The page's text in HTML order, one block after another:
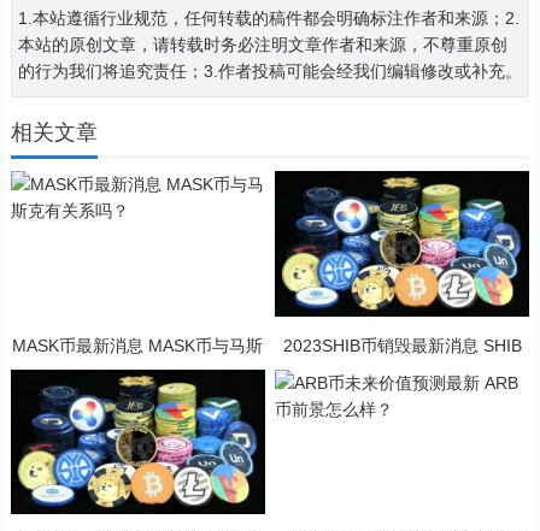
1.本站遵循行业规范，任何转载的稿件都会明确标注作者和来源；2.
本站的原创文章，请转载时务必注明文章作者和来源，不尊重原创
的行为我们将追究责任；3.作者投稿可能会经我们编辑修改或补充。
相关文章
MASK币最新消息 MASK币与马斯
克有关系吗？
2023SHIB币销毁最新消息 SHIB